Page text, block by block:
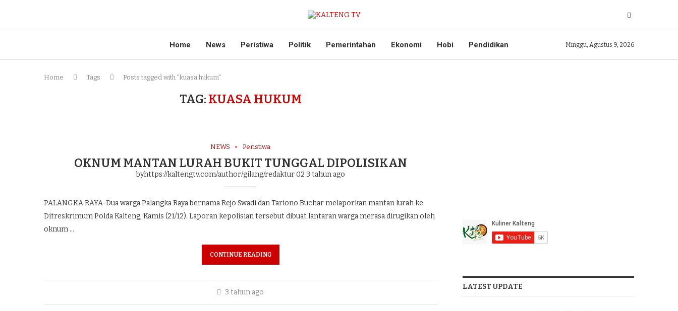
Home News Peristiwa Politik Pemerintahan Ekonomi Hobi Pendidikan Minggu, Agustus 9, 2026
Home Tags Posts tagged with "kuasa hukum"
TAG: KUASA HUKUM
NEWS Peristiwa
OKNUM MANTAN LURAH BUKIT TUNGGAL DIPOLISIKAN
byhttps://kaltengtv.com/author/gilang/redaktur 02 3 tahun ago
PALANGKA RAYA-Dua warga Palangka Raya bernama Rejo Swadi dan Tariono Buchar melaporkan mantan lurah ke
Ditreskrimum Polda Kalteng, Kamis (21/12). Laporan kepolisian tersebut dibuat lantaran warga merasa dirugikan oleh
oknum …
CONTINUE READING
3 tahun ago
LATEST UPDATE